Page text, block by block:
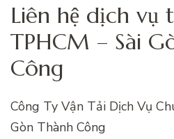
Liên hệ dịch vụ
TPHCM – Sài
Công
Công Ty Vận Tải Dịch Vụ
Gòn Thành Công